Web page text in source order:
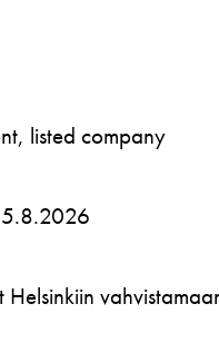
listed company
5.8.2026